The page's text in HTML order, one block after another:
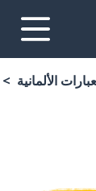
الألمانية